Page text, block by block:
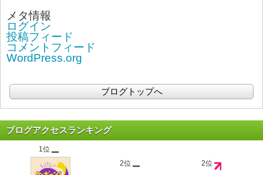
メタ情報
ログイン
投稿フィード
コメントフィード
WordPress.org
ブログトップへ
ブログアクセスランキング
1位
2位 2位